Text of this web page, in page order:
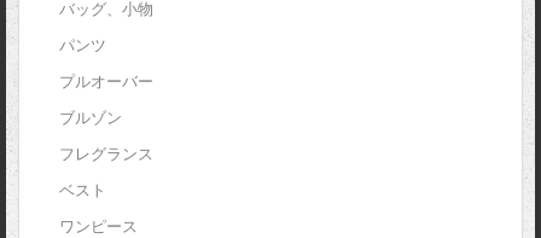
バッグ、小物
パンツ
プルオーバー
ブルゾン
フレグランス
ベスト
ワンピース